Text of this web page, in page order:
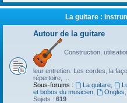
La guitare :
Autour de la guitare
Construction,
leur entretien. Les cordes, la
répertoire, ...
Sous-forums :
La guitare,
et bobos du musicien
Ongles
Sujets : 619